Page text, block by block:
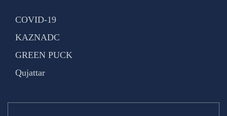
COVID-19
KAZNADC
GREEN PUCK
Qujattar